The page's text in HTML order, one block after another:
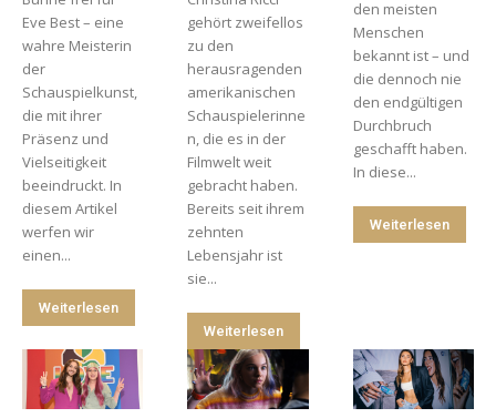
Eve Best – eine
wahre Meisterin
der
Schauspielkunst,
die mit ihrer
Präsenz und
Vielseitigkeit
beeindruckt. In
diesem Artikel
werfen wir
einen...
Weiterlesen
gehört zweifellos
zu den
herausragenden
amerikanischen
Schauspielerinne
n, die es in der
Filmwelt weit
gebracht haben.
Bereits seit ihrem
zehnten
Lebensjahr ist
sie...
Weiterlesen
den meisten
Menschen
bekannt ist – und
die dennoch nie
den endgültigen
Durchbruch
geschafft haben.
In diese...
Weiterlesen